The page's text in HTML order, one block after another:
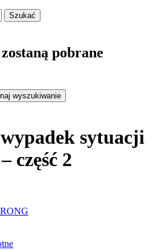
pobrane
wyszukiwanie
sytuacji
część 2